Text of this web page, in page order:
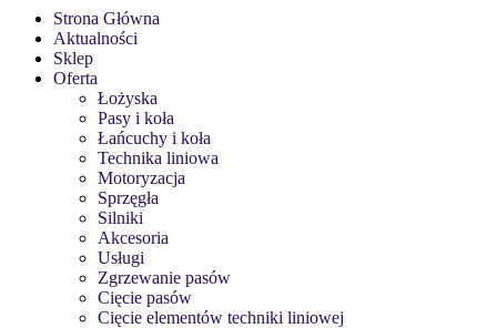
Strona Główna
Aktualności
Sklep
Oferta
Łożyska
Pasy i koła
Łańcuchy i koła
Technika liniowa
Motoryzacja
Sprzęgła
Silniki
Akcesoria
Usługi
Zgrzewanie pasów
Cięcie pasów
Cięcie elementów techniki liniowej